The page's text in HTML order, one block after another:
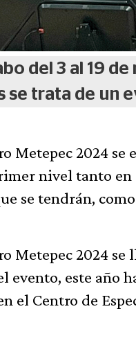
del 3 al 19
se trata de un
Metepec 2024
nivel tanto
se tendrán,
Metepec 2024 se
evento, este año
el Centro de